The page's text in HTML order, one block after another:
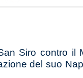
Siro contro il
del suo